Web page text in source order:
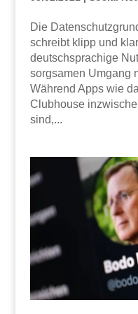
Die
schreibt klipp und
deutschsprachige
sorgsamen Umgang
Während Apps wie
Clubhouse
sind,...